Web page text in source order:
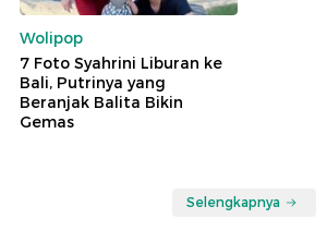
Wolipop
7 Foto Syahrini Liburan ke
Bali, Putrinya yang
Beranjak Balita Bikin
Gemas
Selengkapnya